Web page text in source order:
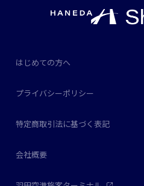
はじめての方へ
プライバシーポリシー
特定商取引法に基づく表記
会社概要